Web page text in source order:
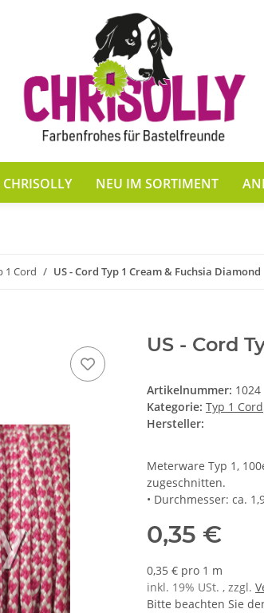
CHRISOLLY NEU IM SORTIMENT
1 Cord US - Cord Typ 1 Cream & Fuchsia Diamond
US - Cord
Artikelnummer: 1024
Kategorie: Typ 1 Cord
Hersteller:
Meterware Typ 1,
zugeschnitten.
• Durchmesser: ca.
0,35 €
0,35 € pro 1 m
inkl. 19% USt. , zzgl.
Bitte beachten Sie